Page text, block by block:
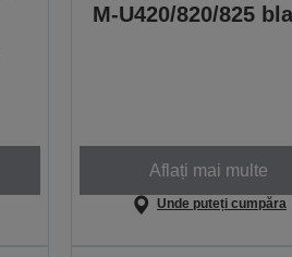
M-U420/820/825
Aflați mai multe
Unde puteți cumpăra